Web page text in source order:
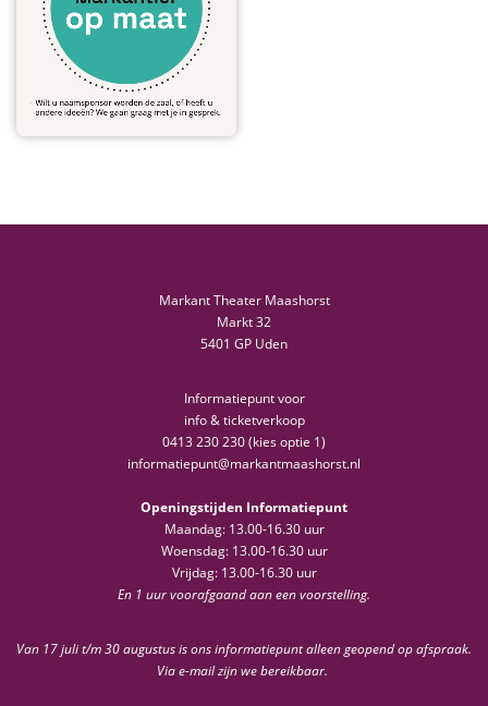
Markant Theater Maashorst
Markt 32
5401 GP Uden
Informatiepunt voor
info & ticketverkoop
0413 230 230 (kies optie 1)
informatiepunt@markantmaashorst.nl
Openingstijden Informatiepunt
Maandag: 13.00-16.30 uur
Woensdag: 13.00-16.30 uur
Vrijdag: 13.00-16.30 uur
En 1 uur voorafgaand aan een voorstelling.
Van 17 juli t/m 30 augustus is ons informatiepunt alleen geopend op afspraak.
Via e-mail zijn we bereikbaar.